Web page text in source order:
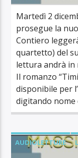
Martedì 2
prosegue la
Contiero
quartetto) del
lettura andrà in
Il romanzo
disponibile per
digitando nome
AUDIOLETTURE